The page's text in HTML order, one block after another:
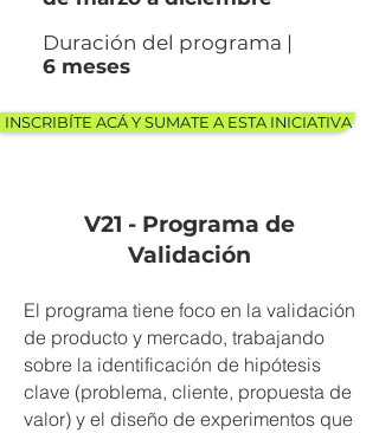
Duración del programa |
6 meses
INSCRIBÍTE ACÁ Y SUMATE A ESTA INICIATIVA
V21 - Programa de
Validación
El programa tiene foco en la validación
de producto y mercado, trabajando
sobre la identificación de hipótesis
clave (problema, cliente, propuesta de
valor) y el diseño de experimentos que